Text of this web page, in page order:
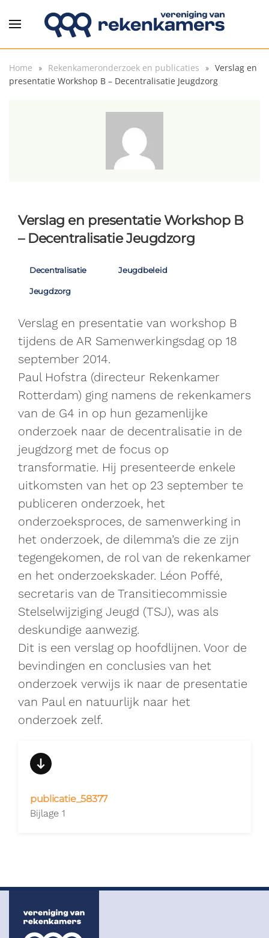
Overslaan en naar de inhoud gaan
Home Rekenkameronderzoek en publicaties
Verslag en
presentatie Workshop B – Decentralisatie Jeugdzorg
Verslag en presentatie Workshop B
– Decentralisatie Jeugdzorg
Decentralisatie Jeugdbeleid
Jeugdzorg
Verslag en presentatie van workshop B
tijdens de AR Samenwerkingsdag op 18
september 2014.
Paul Hofstra (directeur Rekenkamer
Rotterdam) ging namens de rekenkamers
van de G4 in op hun gezamenlijke
onderzoek naar de decentralisatie in de
jeugdzorg met de focus op
transformatie. Hij presenteerde enkele
uitkomsten van het op 23 september te
publiceren onderzoek, het
onderzoeksproces, de samenwerking in
het onderzoek, de dilemma’s die ze zijn
tegengekomen, de rol van de rekenkamer
en het onderzoekskader. Léon Poffé,
secretaris van de Transitiecommissie
Stelselwijziging Jeugd (TSJ), was als
deskundige aanwezig.
Dit is een verslag op hoofdlijnen. Voor de
bevindingen en conclusies van het
onderzoek verwijs ik naar de presentatie
van Paul en natuurlijk naar het
onderzoek zelf.
publicatie_58377
Bijlage 1